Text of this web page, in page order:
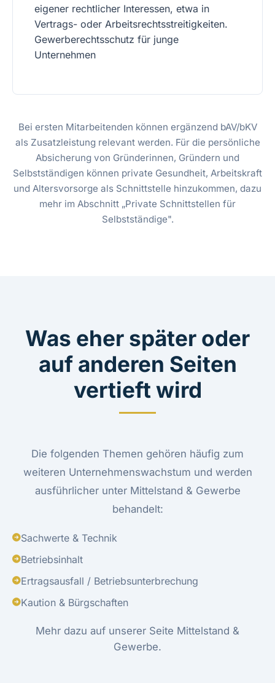
eigener rechtlicher Interessen, etwa in
Vertrags- oder Arbeitsrechtsstreitigkeiten.
Gewerberechtsschutz für junge
Unternehmen
Bei ersten Mitarbeitenden können ergänzend bAV/bKV
als Zusatzleistung relevant werden. Für die persönliche
Absicherung von Gründerinnen, Gründern und
Selbstständigen können private Gesundheit, Arbeitskraft
und Altersvorsorge als Schnittstelle hinzukommen, dazu
mehr im Abschnitt „Private Schnittstellen für
Selbstständige".
Was eher später oder
auf anderen Seiten
vertieft wird
Die folgenden Themen gehören häufig zum
weiteren Unternehmenswachstum und werden
ausführlicher unter Mittelstand & Gewerbe
behandelt:
Sachwerte & Technik
Betriebsinhalt
Ertragsausfall / Betriebsunterbrechung
Kaution & Bürgschaften
Mehr dazu auf unserer Seite Mittelstand &
Gewerbe.